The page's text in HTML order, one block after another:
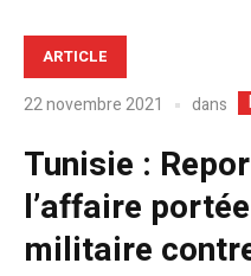
ARTICLE
22 novembre 2021 dans
Tunisie :
l’affaire
militaire